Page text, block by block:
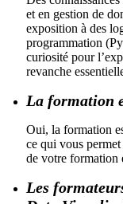
et en gestion de
exposition à des
programmation
curiosité pour
revanche
La formation
Oui, la formation
ce qui vous
de votre formation
Les